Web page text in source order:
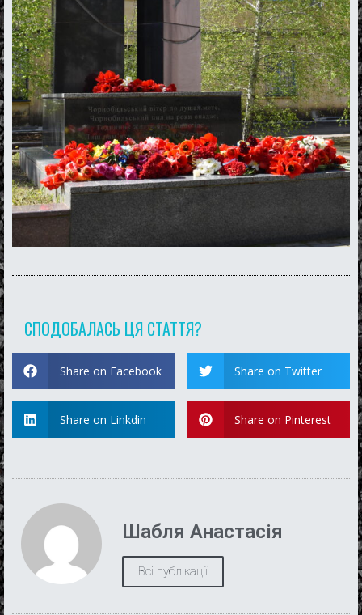
СПОДОБАЛАСЬ ЦЯ СТАТТЯ?
Share on Facebook Share on Twitter
Share on Linkdin Share on Pinterest
Шабля Анастасія
Всі публікації